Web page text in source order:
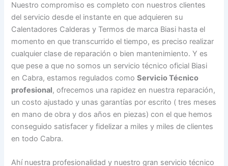
Nuestro compromiso es completo con nuestros clientes
del servicio desde el instante en que adquieren su
Calentadores Calderas y Termos de marca Biasi hasta el
momento en que transcurrido el tiempo, es preciso realizar
cualquier clase de reparación o bien mantenimiento. Y es
que pese a que no somos un servicio técnico oficial Biasi
en Cabra, estamos regulados comoServicio Técnico
profesional, ofrecemos una rapidez en nuestra reparación,
un costo ajustado y unas garantías por escrito ( tres meses
en mano de obra y dos años en piezas) con el que hemos
conseguido satisfacer y fidelizar a miles y miles de clientes
en todo Cabra.
Ahí nuestra profesionalidad y nuestro gran servicio técnico